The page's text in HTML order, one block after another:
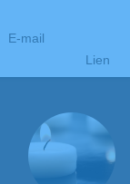
E-mail
Lien